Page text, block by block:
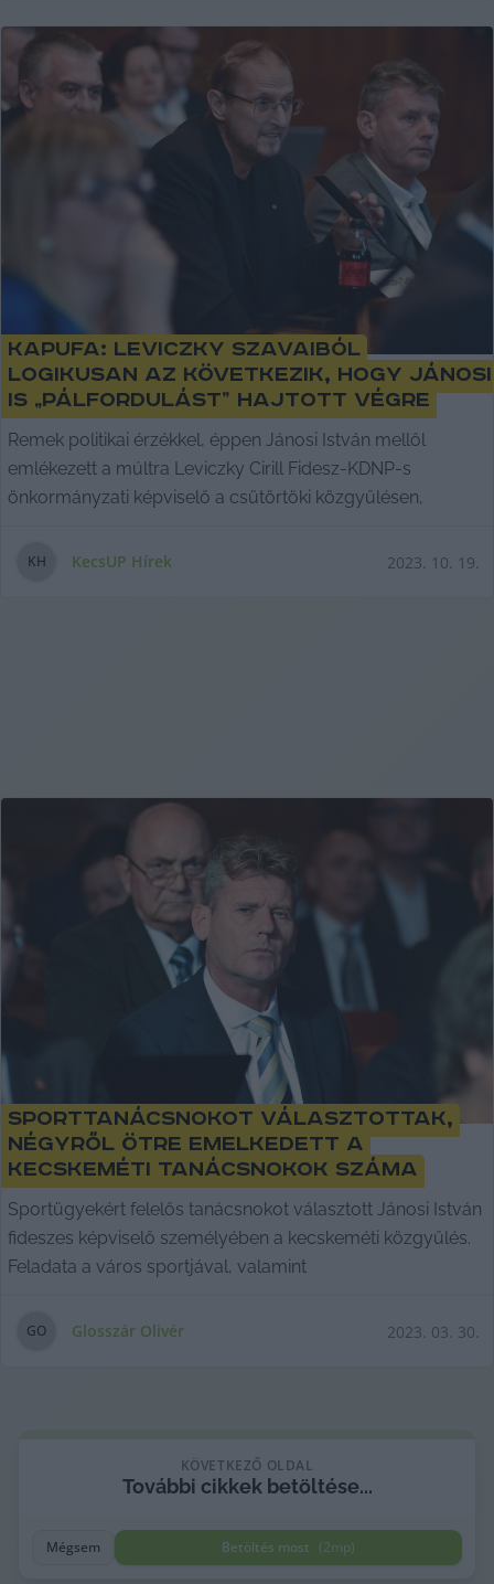
Kapufa: Leviczky szavaiból
logikusan az következik, hogy Jánosi
is „pálfordulást” hajtott végre
Remek politikai érzékkel, éppen Jánosi István mellől
emlékezett a múltra Leviczky Cirill Fidesz-KDNP-s
önkormányzati képviselő a csütörtöki közgyűlésen,
KH KecsUP Hírek 2023. 10. 19.
Sporttanácsnokot választottak,
négyről ötre emelkedett a
kecskeméti tanácsnokok száma
Sportügyekért felelős tanácsnokot választott Jánosi István
fideszes képviselő személyében a kecskeméti közgyűlés.
Feladata a város sportjával, valamint
GO Glosszár Olivér 2023. 03. 30.
KÖVETKEZŐ OLDAL
További cikkek betöltése...
Mégsem Betöltés most (2mp)